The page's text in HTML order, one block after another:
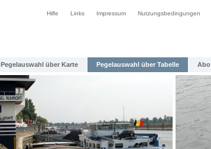
Hilfe Links Impressum Nutzungsbedingungen
Pegelauswahl über Karte Pegelauswahl über Tabelle Abo